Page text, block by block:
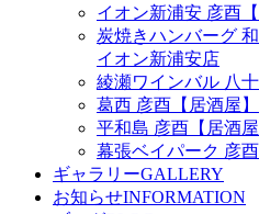
イオン新浦安 彦酉【
炭焼きハンバーグ 和
イオン新浦安店
綾瀬ワインバル 八
葛西 彦酉【居酒屋】
平和島 彦酉【居酒屋
幕張ベイパーク 彦酉
ギャラリーGALLERY
お知らせINFORMATION